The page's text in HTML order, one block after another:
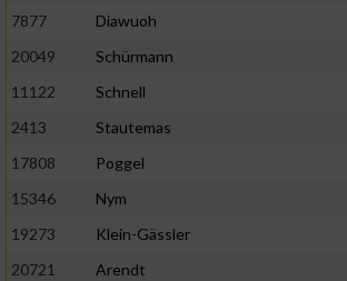
7877
Diawuoh
20049
Schürmann
11122
Schnell
2413
Stautemas
17808
Poggel
15346
Nym
19273
Klein-Gässler
20721
Arendt